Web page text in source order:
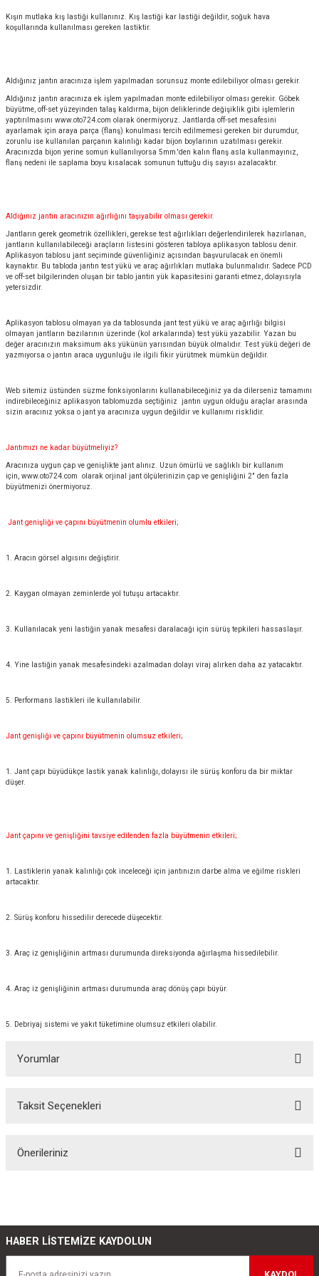
Kışın mutlaka kış lastiği kullanınız. Kış lastiği kar lastiği değildir, soğuk hava
koşullarında kullanılması gereken lastiktir.
Aldığınız jantın aracınıza işlem yapılmadan sorunsuz monte edilebiliyor olması gerekir.
Aldığınız jantın aracınıza ek işlem yapılmadan monte edilebiliyor olması gerekir. Göbek
büyütme, off-set yüzeyinden talaş kaldırma, bijon deliklerinde değişiklik gibi işlemlerin
yaptırılmasını www.oto724.com olarak önermiyoruz. Jantlarda off-set mesafesini
ayarlamak için araya parça (flanş) konulması tercih edilmemesi gereken bir durumdur,
zorunlu ise kullanılan parçanın kalınlığı kadar bijon boylarının uzatılması gerekir.
Aracınızda bijon yerine somun kullanılıyorsa 5mm.'den kalın flanş asla kullanmayınız,
flanş nedeni ile saplama boyu kısalacak somunun tuttuğu diş sayısı azalacaktır.
Aldığınız jantın aracınızın ağırlığını taşıyabilir olması gerekir.
Jantların gerek geometrik özellikleri, gerekse test ağırlıkları değerlendirilerek hazırlanan,
jantların kullanılabileceği araçların listesini gösteren tabloya aplikasyon tablosu denir.
Aplikasyon tablosu jant seçiminde güvenliğiniz açısından başvurulacak en önemli
kaynaktır. Bu tabloda jantın test yükü ve araç ağırlıkları mutlaka bulunmalıdır. Sadece PCD
ve off-set bilgilerinden oluşan bir tablo jantın yük kapasitesini garanti etmez, dolayısıyla
yetersizdir.
Aplikasyon tablosu olmayan ya da tablosunda jant test yükü ve araç ağırlığı bilgisi
olmayan jantların bazılarının üzerinde (kol arkalarında) test yükü yazabilir. Yazan bu
değer aracınızın maksimum aks yükünün yarısından büyük olmalıdır. Test yükü değeri de
yazmıyorsa o jantın araca uygunluğu ile ilgili fikir yürütmek mümkün değildir.
Web sitemiz üstünden süzme fonksiyonlarını kullanabileceğiniz ya da dilerseniz tamamını
indirebileceğiniz aplikasyon tablomuzda seçtiğiniz jantın uygun olduğu araçlar arasında
sizin aracınız yoksa o jant ya aracınıza uygun değildir ve kullanımı risklidir.
Jantımızı ne kadar büyütmeliyiz?
Aracınıza uygun çap ve genişlikte jant alınız. Uzun ömürlü ve sağlıklı bir kullanım
için, www.oto724.com olarak orjinal jant ölçülerinizin çap ve genişliğini 2" den fazla
büyütmenizi önermiyoruz.
Jant genişliği ve çapını büyütmenin olumlu etkileri;
1. Aracın görsel algısını değiştirir.
2. Kaygan olmayan zeminlerde yol tutuşu artacaktır.
3. Kullanılacak yeni lastiğin yanak mesafesi daralacağı için sürüş tepkileri hassaslaşır.
4. Yine lastiğin yanak mesafesindeki azalmadan dolayı viraj alırken daha az yatacaktır.
5. Performans lastikleri ile kullanılabilir.
Jant genişliği ve çapını büyütmenin olumsuz etkileri;
1. Jant çapı büyüdükçe lastik yanak kalınlığı, dolayısı ile sürüş konforu da bir miktar
düşer.
Jant çapını ve genişliğini tavsiye edilenden fazla büyütmenin etkileri;
1. Lastiklerin yanak kalınlığı çok inceleceği için jantınızın darbe alma ve eğilme riskleri
artacaktır.
2. Sürüş konforu hissedilir derecede düşecektir.
3. Araç iz genişliğinin artması durumunda direksiyonda ağırlaşma hissedilebilir.
4. Araç iz genişliğinin artması durumunda araç dönüş çapı büyür.
5. Debriyaj sistemi ve yakıt tüketimine olumsuz etkileri olabilir.
Yorumlar
Bu ürüne ilk yorumu siz yapın!
Taksit Seçenekleri
Önerileriniz
Görüş ve önerileriniz için teşekkür ederiz.
HABER LİSTEMİZE KAYDOLUN